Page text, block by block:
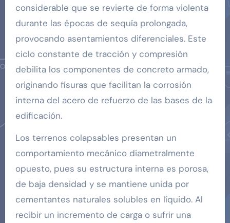
considerable que se revierte de forma violenta
durante las épocas de sequía prolongada,
provocando asentamientos diferenciales. Este
ciclo constante de tracción y compresión
debilita los componentes de concreto armado,
originando fisuras que facilitan la corrosión
interna del acero de refuerzo de las bases de la
edificación.
Los terrenos colapsables presentan un
comportamiento mecánico diametralmente
opuesto, pues su estructura interna es porosa,
de baja densidad y se mantiene unida por
cementantes naturales solubles en líquido. Al
recibir un incremento de carga o sufrir una